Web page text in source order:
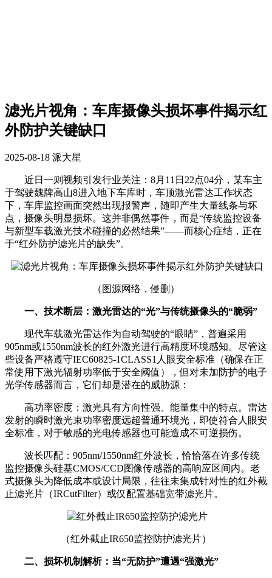
滤光片视角：车库摄像头损坏事件揭示红
外防护关键缺口
2025-08-18 派大星
近日一则视频引发行业关注：8月11日22点04分，某车主
于驾驶魏牌高山8进入地下车库时，车顶激光雷达工作状态
下，车库监控画面突然出现报警声，随即产生大量线条与坏
点，摄像头明显损坏。这并非偶然事件，而是“传统监控设备
与新型车载激光技术碰撞的必然结果”——而核心症结，正在
于“红外防护滤光片的缺失”。
（图源网络，侵删）
一、技术断层：激光雷达的“光”与传统摄像头的“脆弱”
现代车载激光雷达作为自动驾驶的“眼睛”，普遍采用
905nm或1550nm波长的红外激光进行高精度环境感知。尽管这
些设备严格遵守IEC60825-1CLASS1人眼安全标准（确保在正
常使用下激光辐射功率低于安全阈值），但对未加防护的电子
光学传感器而言，它们却是潜在的威胁源：
高功率密度：激光具有方向性强、能量集中的特点。雷达
发射的瞬时激光束功率密度远超普通环境光，即使符合人眼安
全标准，对于敏感的光电传感器也可能造成不可逆损伤。
波长匹配：905nm/1550nm红外波长，恰恰落在许多传统
监控摄像头硅基CMOS/CCD图像传感器的高响应区间内。老
式摄像头为降低成本或设计局限，往往未集成针对性的红外截
止滤光片（IRCutFilter）或仅配置基础宽带滤光片。
（红外截止IR650监控防护滤光片）
二、损坏机制解析：当“无防护”遭遇“强激光”